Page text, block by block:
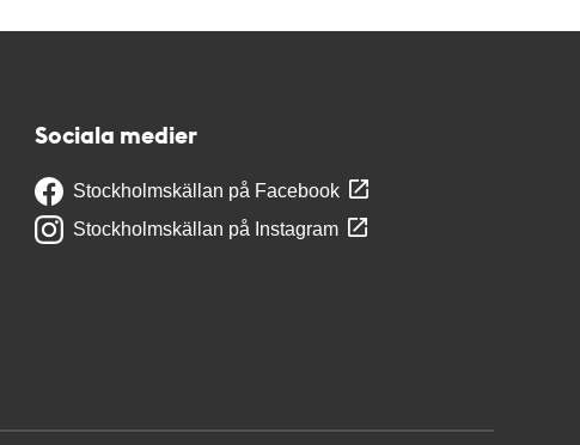
Sociala medier
Stockholmskällan på Facebook
Stockholmskällan på Instagram